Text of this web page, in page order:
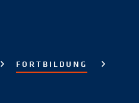
FORTBILDUNG